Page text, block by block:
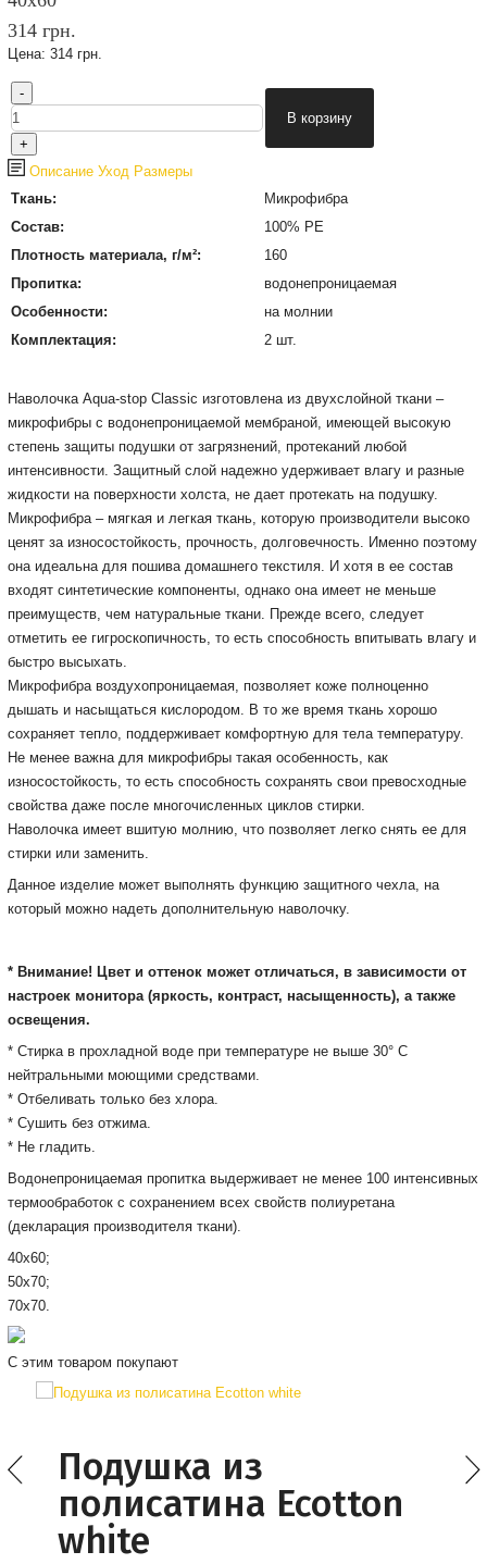
314 грн.
Цена: 314 грн.
Описание Уход Размеры
Ткань:
Микрофибра
Состав:
100% PE
Плотность материала, г/м²:
160
Пропитка:
водонепроницаемая
Особенности:
на молнии
Комплектация:
2 шт.
Наволочка Aqua-stop Classic изготовлена ​​из двухслойной ткани –
микрофибры с водонепроницаемой мембраной, имеющей высокую
степень защиты подушки от загрязнений, протеканий любой
интенсивности. Защитный слой надежно удерживает влагу и разные
жидкости на поверхности холста, не дает протекать на подушку.
Микрофибра – мягкая и легкая ткань, которую производители высоко
ценят за износостойкость, прочность, долговечность. Именно поэтому
она идеальна для пошива домашнего текстиля. И хотя в ее состав
входят синтетические компоненты, однако она имеет не меньше
преимуществ, чем натуральные ткани. Прежде всего, следует
отметить ее гигроскопичность, то есть способность впитывать влагу и
быстро высыхать.
Микрофибра воздухопроницаемая, позволяет коже полноценно
дышать и насыщаться кислородом. В то же время ткань хорошо
сохраняет тепло, поддерживает комфортную для тела температуру.
Не менее важна для микрофибры такая особенность, как
износостойкость, то есть способность сохранять свои превосходные
свойства даже после многочисленных циклов стирки.
Наволочка имеет вшитую молнию, что позволяет легко снять ее для
стирки или заменить.
Данное изделие может выполнять функцию защитного чехла, на
который можно надеть дополнительную наволочку.
* Внимание! Цвет и оттенок может отличаться, в зависимости от
настроек монитора (яркость, контраст, насыщенность), а также
освещения.
* Стирка в прохладной воде при температуре не выше 30° С
нейтральными моющими средствами.
* Отбеливать только без хлора.
* Сушить без отжима.
* Не гладить.
Водонепроницаемая пропитка выдерживает не менее 100 интенсивных
термообработок с сохранением всех свойств полиуретана
(декларация производителя ткани).
40х60;
50х70;
70x70.
С этим товаром покупают
Подушка из
полисатина Ecotton
white